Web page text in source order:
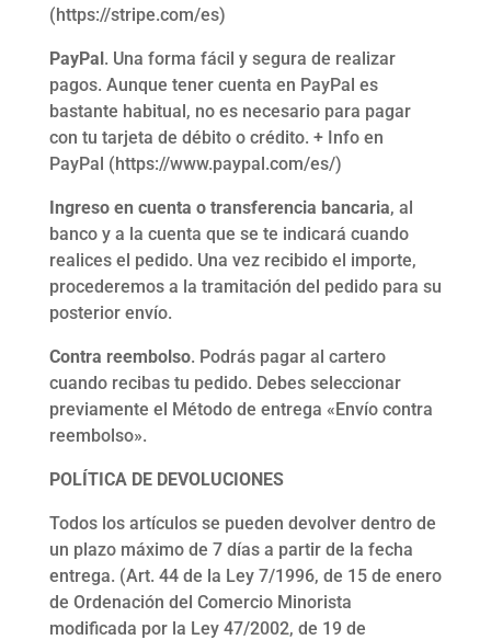
(https://stripe.com/es)
PayPal. Una forma fácil y segura de realizar
pagos. Aunque tener cuenta en PayPal es
bastante habitual, no es necesario para pagar
con tu tarjeta de débito o crédito. + Info en
PayPal (https://www.paypal.com/es/)
Ingreso en cuenta o transferencia bancaria, al
banco y a la cuenta que se te indicará cuando
realices el pedido. Una vez recibido el importe,
procederemos a la tramitación del pedido para su
posterior envío.
Contra reembolso. Podrás pagar al cartero
cuando recibas tu pedido. Debes seleccionar
previamente el Método de entrega «Envío contra
reembolso».
POLÍTICA DE DEVOLUCIONES
Todos los artículos se pueden devolver dentro de
un plazo máximo de 7 días a partir de la fecha
entrega. (Art. 44 de la Ley 7/1996, de 15 de enero
de Ordenación del Comercio Minorista
modificada por la Ley 47/2002, de 19 de